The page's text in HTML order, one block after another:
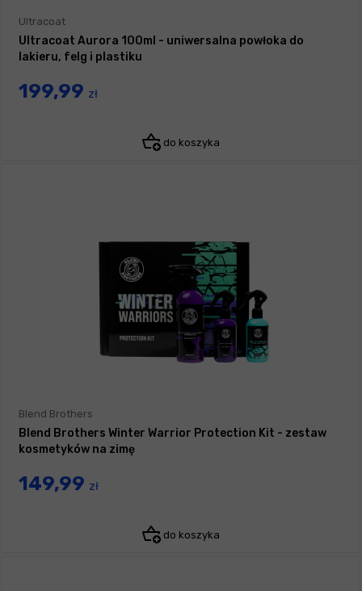
Ultracoat
Ultracoat Aurora 100ml - uniwersalna powłoka do
lakieru, felg i plastiku
199,99 zł
do koszyka
Blend Brothers
Blend Brothers Winter Warrior Protection Kit - zestaw
kosmetyków na zimę
149,99 zł
do koszyka